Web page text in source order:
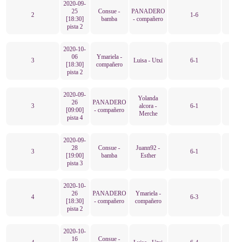
2
2020-09-
25
[18:30]
pista 2
Consue -
bamba
PANADERO
- compañero
1-6
3
2020-10-
06
[18:30]
pista 2
Ymariela -
compañero
Luisa - Utxi 6-1
3
2020-09-
26
[09:00]
pista 4
PANADERO
- compañero
Yolanda
alcora -
Merche
6-1
3
2020-09-
28
[19:00]
pista 3
Consue -
bamba
Juann92 -
Esther
6-1
4
2020-10-
26
[18:30]
pista 2
PANADERO
- compañero
Ymariela -
compañero
6-3
2020-10-
16
Consue -